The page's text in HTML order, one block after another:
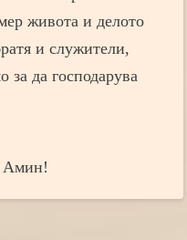
живота и делото
и служители,
за да господарува
Амин!